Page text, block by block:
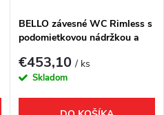
BELLO závesné WC Rimless s
podomietkovou nádržkou a
€453,10/ ks
Skladom